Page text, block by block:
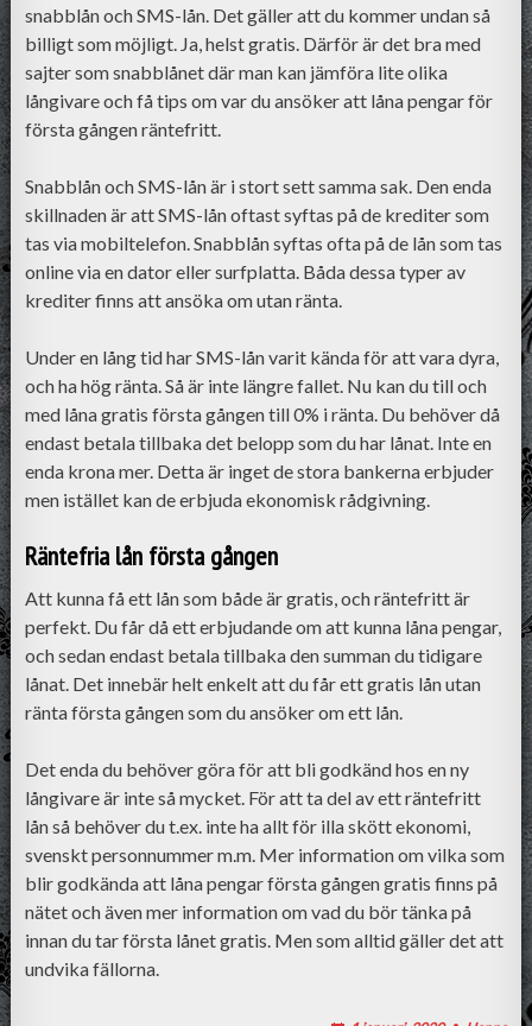
snabblån och SMS-lån. Det gäller att du kommer undan så
billigt som möjligt. Ja, helst gratis. Därför är det bra med
sajter som snabblånet där man kan jämföra lite olika
långivare och få tips om var du ansöker att låna pengar för
första gången räntefritt.
Snabblån och SMS-lån är i stort sett samma sak. Den enda
skillnaden är att SMS-lån oftast syftas på de krediter som
tas via mobiltelefon. Snabblån syftas ofta på de lån som tas
online via en dator eller surfplatta. Båda dessa typer av
krediter finns att ansöka om utan ränta.
Under en lång tid har SMS-lån varit kända för att vara dyra,
och ha hög ränta. Så är inte längre fallet. Nu kan du till och
med låna gratis första gången till 0% i ränta. Du behöver då
endast betala tillbaka det belopp som du har lånat. Inte en
enda krona mer. Detta är inget de stora bankerna erbjuder
men istället kan de erbjuda ekonomisk rådgivning.
Räntefria lån första gången
Att kunna få ett lån som både är gratis, och räntefritt är
perfekt. Du får då ett erbjudande om att kunna låna pengar,
och sedan endast betala tillbaka den summan du tidigare
lånat. Det innebär helt enkelt att du får ett gratis lån utan
ränta första gången som du ansöker om ett lån.
Det enda du behöver göra för att bli godkänd hos en ny
långivare är inte så mycket. För att ta del av ett räntefritt
lån så behöver du t.ex. inte ha allt för illa skött ekonomi,
svenskt personnummer m.m. Mer information om vilka som
blir godkända att låna pengar första gången gratis finns på
nätet och även mer information om vad du bör tänka på
innan du tar första lånet gratis. Men som alltid gäller det att
undvika fällorna.